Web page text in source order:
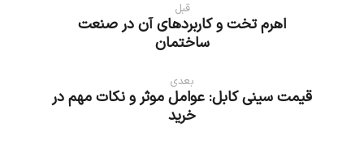
قبل
اهرم تخت و کاربردهای آن در صنعت
ساختمان
بعدی
قیمت سینی کابل: عوامل موثر و نکات مهم در
خرید